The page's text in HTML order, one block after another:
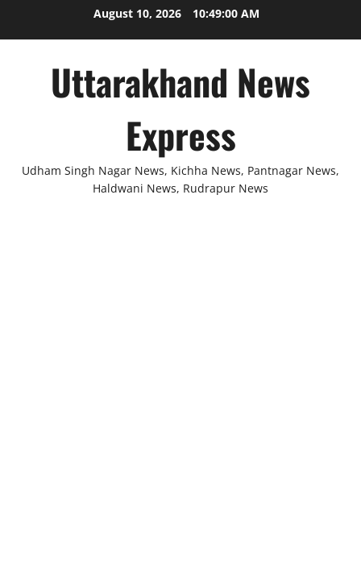
August 10, 2026 10:49:00 AM
Uttarakhand News
Express
Udham Singh Nagar News, Kichha News, Pantnagar News,
Haldwani News, Rudrapur News